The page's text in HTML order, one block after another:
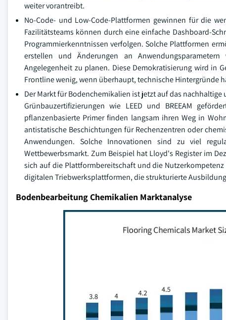
weiter vorantreibt.
No-Code- und Low-Code-Plattformen gewinnen für die
Fazilitätsteams können durch eine einfache Dashboard-
Programmierkenntnissen verfolgen. Solche Plattformen
erstellen und Änderungen an
Angelegenheit zu planen. Diese Demokratisierung wird in
Frontline wenig, wenn überhaupt, technische Hintergründe
Der Markt für Bodenchemikalien ist jetzt auf das
Grünbauzertifizierungen wie LEED und BREEAM
pflanzenbasierte Primer finden langsam ihren Weg in
antistatische Beschichtungen für Rechenzentren oder
Anwendungen. Solche Innovationen sind zu viel
Wettbewerbsmarkt. Zum Beispiel hat Lloyd's Register im
sich auf die Plattformbereitschaft und die
digitalen Triebwerksplattformen, die strukturierte
Bodenbearbeitung Chemikalien Marktanalyse